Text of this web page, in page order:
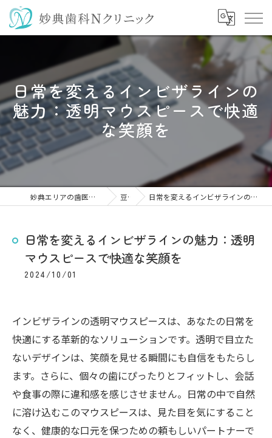
日常を変えるインビザラインの
魅力：透明マウスピースで快適
な笑顔を
妙典エリアの歯医者なら妙典歯科Nクリニック 豆知識 日常を変えるインビザラインの魅力：透明マウスピースで快適な笑顔を
日常を変えるインビザラインの魅力：透明
マウスピースで快適な笑顔を
2024/10/01
インビザラインの透明マウスピースは、あなたの日常を
快適にする革新的なソリューションです。透明で目立た
ないデザインは、笑顔を見せる瞬間にも自信をもたらし
ます。さらに、個々の歯にぴったりとフィットし、会話
や食事の際に違和感を感じさせません。日常の中で自然
に溶け込むこのマウスピースは、見た目を気にすること
なく、健康的な口元を保つための頼もしいパートナーで